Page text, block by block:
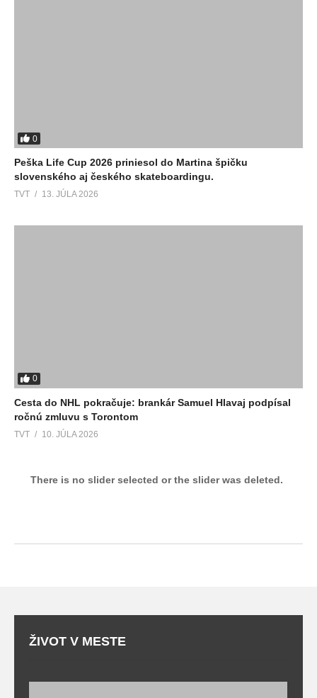
0
Peška Life Cup 2026 priniesol do Martina špičku
slovenského aj českého skateboardingu.
TVT 13. JÚLA 2026
0
Cesta do NHL pokračuje: brankár Samuel Hlavaj podpísal
ročnú zmluvu s Torontom
TVT 10. JÚLA 2026
There is no slider selected or the slider was deleted.
ŽIVOT V MESTE